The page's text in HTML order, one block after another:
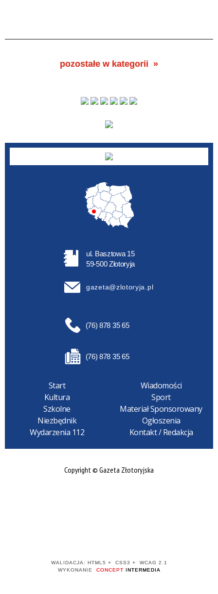
pozostałe w kategorii
ul. Basztowa 15
59-500 Złotoryja
gazeta@zlotoryja.pl
(76) 878 35 65
(76) 878 35 65
Start
Wiadomości
Kultura
Sport
Szkolne
Materiał Sponsorowany
Niezbędnik
Ogłoszenia
Wydarzenia 112
Kontakt / Redakcja
Copyright © Gazeta Złotoryjska
WALIDACJA: HTML5 + CSS3 + WCAG 2.1
WYKONANIE CONCEPT INTERMEDIA